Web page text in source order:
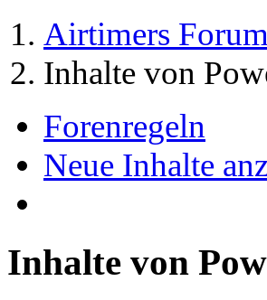
Airtimers Forum
Inhalte von
Forenregeln
Neue Inhalte
Inhalte von